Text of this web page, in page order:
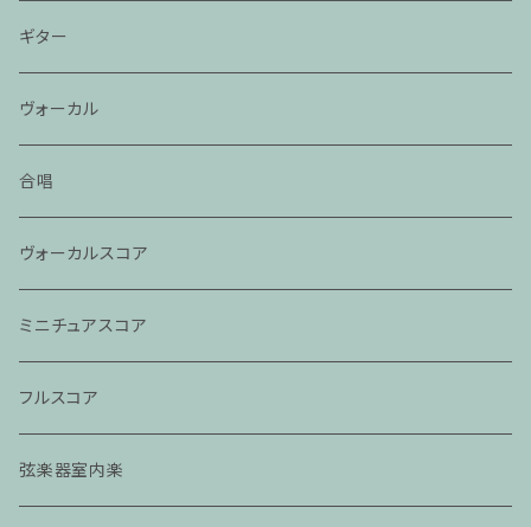
ギター
ヴォーカル
合唱
ヴォーカルスコア
ミニチュアスコア
フルスコア
弦楽器室内楽